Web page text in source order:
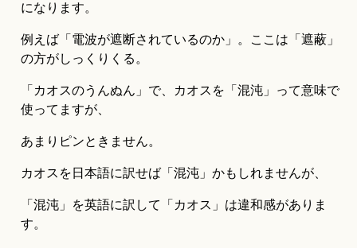
になります。
例えば「電波が遮断されているのか」。ここは「遮蔽」
の方がしっくりくる。
「カオスのうんぬん」で、カオスを「混沌」って意味で
使ってますが、
あまりピンときません。
カオスを日本語に訳せば「混沌」かもしれませんが、
「混沌」を英語に訳して「カオス」は違和感がありま
す。